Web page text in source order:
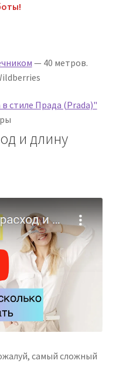
— 40 метров.
стиле Прада (Prada)"
и длину
самый сложный